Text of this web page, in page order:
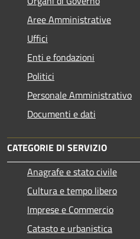
Aree Amministrative
Uffici
Enti e fondazioni
Politici
Personale Amministrativo
Documenti e dati
CATEGORIE DI SERVIZIO
Anagrafe e stato civile
Cultura e tempo libero
Imprese e Commercio
Catasto e urbanistica